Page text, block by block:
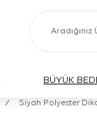
BÜYÜK
/ Siyah Polyester